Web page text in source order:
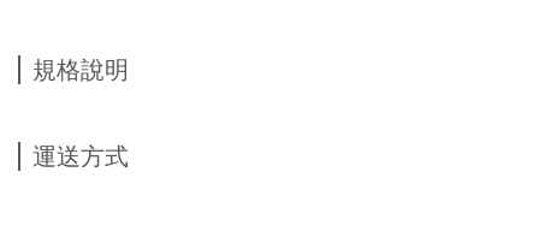
規格說明
運送方式